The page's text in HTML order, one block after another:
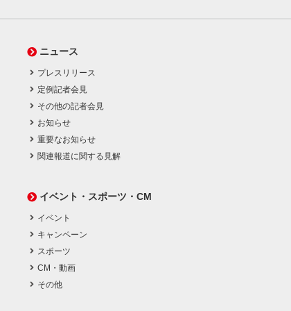
ニュース
プレスリリース
定例記者会見
その他の記者会見
お知らせ
重要なお知らせ
関連報道に関する見解
イベント・スポーツ・CM
イベント
キャンペーン
スポーツ
CM・動画
その他